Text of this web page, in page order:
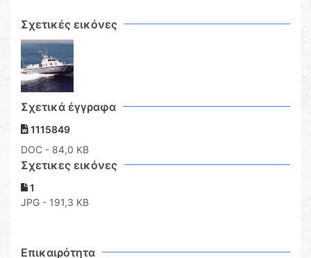
Σχετικές εικόνες
Σχετικά έγγραφα
1115849
DOC - 84,0 KB
Σχετικες εικόνες
1
JPG - 191,3 KB
Επικαιρότητα